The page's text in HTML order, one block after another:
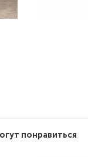
понравиться